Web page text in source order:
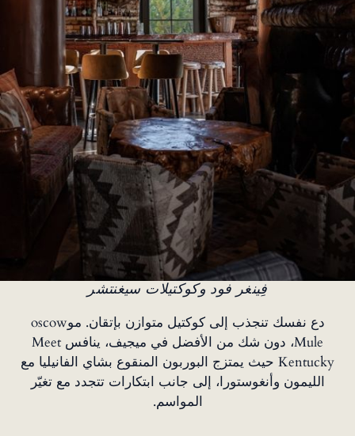
فِينغر فود وكوكتيلات سيغنتشر
دع نفسك تنجذب إلى كوكتيل متوازن بإتقان. موoscow
Mule، دون شك من الأفضل في ميجيف، ينافس Meet
Kentucky حيث يمتزج البوربون المنقوع بشاي الفانيليا مع
الليمون وأنغوستورا، إلى جانب ابتكارات تتجدد مع تغيّر
المواسم.